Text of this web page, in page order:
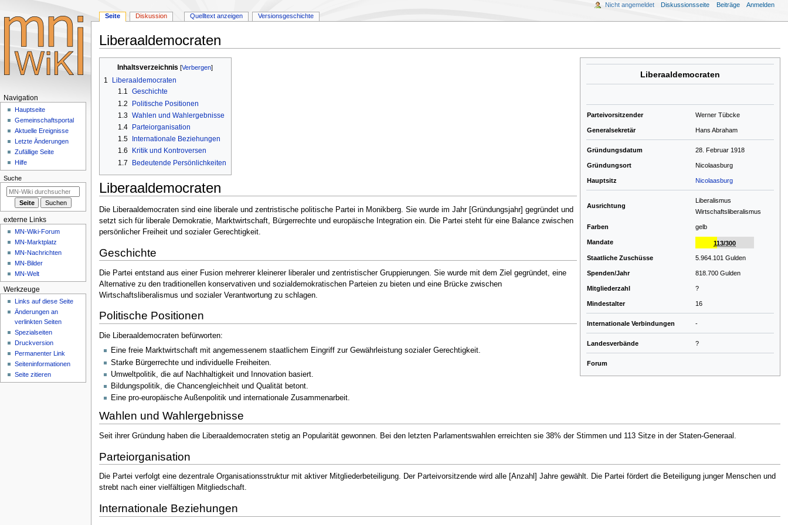
Liberaaldemocraten
springen
springen
Liberaaldemocraten
Parteivorsitzender Werner Tübcke
Generalsekretär Hans Abraham
Gründungsdatum 28. Februar 1918
Gründungsort Nicolaasburg
Haupt­sitz Nicolaasburg
Aus­richtung
Liberalismus
Wirtschaftsliberalismus
Farben gelb
Mandate 113/300
Staatliche Zuschüsse 5.964.101 Gulden
Spenden/Jahr 818.700 Gulden
Mitglieder­zahl ?
Mindest­alter 16
Internationale Verbindungen -
Landesverbände ?
Forum
Inhaltsverzeichnis
1
Liberaaldemocraten
1.1 Geschichte
1.2
Politische Positionen
1.3 Wahlen und Wahlergebnisse
1.4
Parteiorganisation
1.5
Internationale Beziehungen
1.6
Kritik und Kontroversen
1.7
Bedeutende Persönlichkeiten
Liberaaldemocraten
Die Liberaaldemocraten sind eine liberale und zentristische politische Partei in Monikberg. Sie wurde im Jahr [Gründungsjahr] gegründet und
setzt sich für liberale Demokratie, Marktwirtschaft, Bürgerrechte und europäische Integration ein. Die Partei steht für eine Balance zwischen
persönlicher Freiheit und sozialer Gerechtigkeit.
Geschichte
Die Partei entstand aus einer Fusion mehrerer kleinerer liberaler und zentristischer Gruppierungen. Sie wurde mit dem Ziel gegründet, eine
Alternative zu den traditionellen konservativen und sozialdemokratischen Parteien zu bieten und eine Brücke zwischen
Wirtschaftsliberalismus und sozialer Verantwortung zu schlagen.
Politische Positionen
Die Liberaaldemocraten befürworten:
Eine freie Marktwirtschaft mit angemessenem staatlichem Eingriff zur Gewährleistung sozialer Gerechtigkeit.
Starke Bürgerrechte und individuelle Freiheiten.
Umweltpolitik, die auf Nachhaltigkeit und Innovation basiert.
Bildungspolitik, die Chancengleichheit und Qualität betont.
Eine pro-europäische Außenpolitik und internationale Zusammenarbeit.
Wahlen und Wahlergebnisse
Seit ihrer Gründung haben die Liberaaldemocraten stetig an Popularität gewonnen. Bei den letzten Parlamentswahlen erreichten sie 38% der Stimmen und 113 Sitze in der Staten-Generaal.
Parteiorganisation
Die Partei verfolgt eine dezentrale Organisationsstruktur mit aktiver Mitgliederbeteiligung. Der Parteivorsitzende wird alle [Anzahl] Jahre gewählt. Die Partei fördert die Beteiligung junger Menschen und
strebt nach einer vielfältigen Mitgliedschaft.
Internationale Beziehungen
Navigationsmenü
Seite Diskussion Quelltext anzeigen Versionsgeschichte
Nicht angemeldet Diskussionsseite Beiträge Anmelden
Navigation
Hauptseite
Gemeinschafts­portal
Aktuelle Ereignisse
Letzte Änderungen
Zufällige Seite
Hilfe
Suche
externe Links
MN-Wiki-Forum
MN-Marktplatz
MN-Nachrichten
MN-Bilder
MN-Welt
Werkzeuge
Links auf diese Seite
Änderungen an
verlinkten Seiten
Spezialseiten
Druckversion
Permanenter Link
Seiten­­informationen
Seite zitieren